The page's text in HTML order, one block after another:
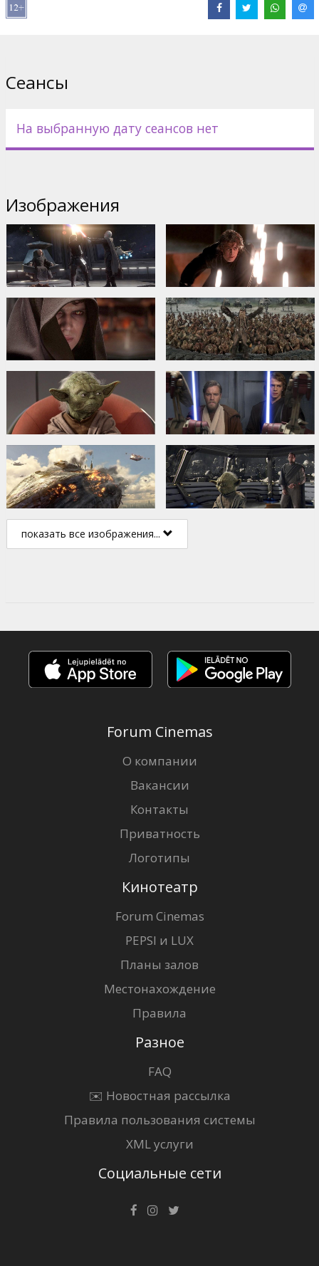
Дистрибьютор: 20th Century Fox International
Сеансы
На выбранную дату сеансов нет
Изображения
показать все изображения...
Forum Cinemas
О компании
Вакансии
Контакты
Приватность
Логотипы
Кинотеатр
Forum Cinemas
PEPSI и LUX
Планы залов
Местонахождение
Правила
Разное
FAQ
✉️ Новостная рассылка
Правила пользования системы
XML услуги
Социальные сети